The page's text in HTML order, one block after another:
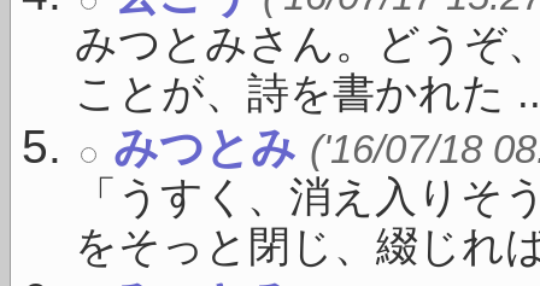
みつとみさん。どう
ことが、詩を書かれた
みつとみ ('16/07/18
「うすく、消え入りそ
をそっと閉じ、綴じれ